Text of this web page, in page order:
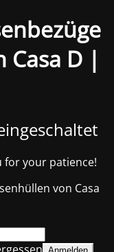
Casa D |
for your patience!
von Casa